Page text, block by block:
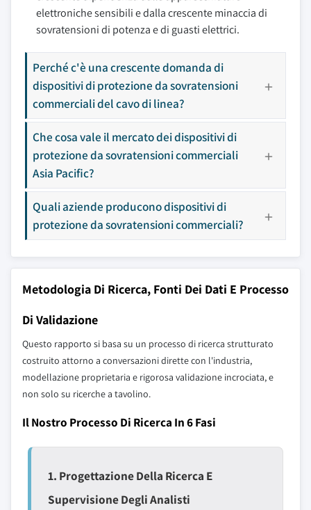
elettroniche sensibili e dalla crescente minaccia di
sovratensioni di potenza e di guasti elettrici.
Perché c'è una crescente domanda di
dispositivi di protezione da sovratensioni
commerciali del cavo di linea?
Che cosa vale il mercato dei dispositivi di
protezione da sovratensioni commerciali
Asia Pacific?
Quali aziende producono dispositivi di
protezione da sovratensioni commerciali?
Metodologia Di Ricerca, Fonti Dei Dati E Processo
Di Validazione
Questo rapporto si basa su un processo di ricerca strutturato
costruito attorno a conversazioni dirette con l'industria,
modellazione proprietaria e rigorosa validazione incrociata, e
non solo su ricerche a tavolino.
Il Nostro Processo Di Ricerca In 6 Fasi
1. Progettazione Della Ricerca E
Supervisione Degli Analisti